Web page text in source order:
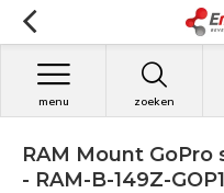
zoeken
menu
RAM Mount
- RAM-B-149Z-